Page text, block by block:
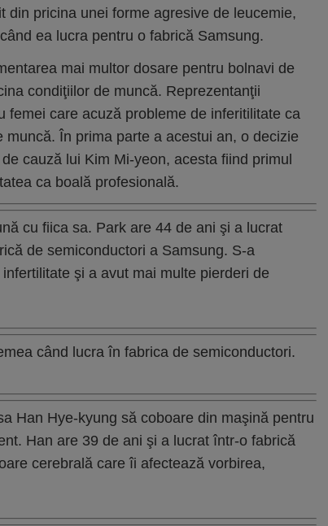
din pricina unei forme agresive de leucemie,
ea lucra pentru o fabrică Samsung.
mai multor dosare pentru bolnavi de
condiţiilor de muncă. Reprezentanţii
femei care acuză probleme de inferitilitate ca
muncă. În prima parte a acestui an, o decizie
cauză lui Kim Mi-yeon, acesta fiind primul
ca boală profesională.
cu fiica sa. Park are 44 de ani şi a lucrat
de semiconductori a Samsung. S-a
şi a avut mai multe pierderi de
când lucra în fabrica de semiconductori.
Han Hye-kyung să coboare din maşină pentru
Han are 39 de ani şi a lucrat într-o fabrică
cerebrală care îi afectează vorbirea,